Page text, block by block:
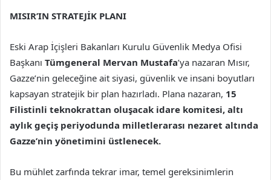
MISIR’IN STRATEJİK PLANI
Eski Arap İçişleri Bakanları Kurulu Güvenlik Medya Ofisi
Başkanı Tümgeneral Mervan Mustafa’ya nazaran Mısır,
Gazze’nin geleceğine ait siyasi, güvenlik ve insani boyutları
kapsayan stratejik bir plan hazırladı. Plana nazaran, 15
Filistinli teknokrattan oluşacak idare komitesi, altı
aylık geçiş periyodunda milletlerarası nezaret altında
Gazze’nin yönetimini üstlenecek.
Bu mühlet zarfında tekrar imar, temel gereksinimlerin